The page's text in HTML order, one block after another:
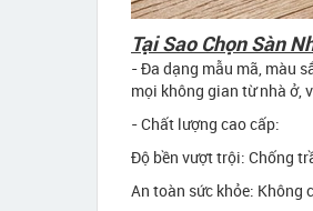
Tại Sao Chọn Sàn
- Đa dạng mẫu mã, màu
mọi không gian từ nhà ở,
- Chất lượng cao cấp:
Độ bền vượt trội: Chống
An toàn sức khỏe: Không